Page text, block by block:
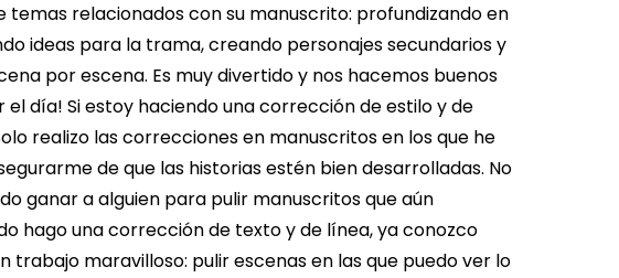
relacionados con su manuscrito: profundizando en
ideas para la trama, creando personajes secundarios y
por escena. Es muy divertido y nos hacemos buenos
el día! Si estoy haciendo una corrección de estilo y de
realizo las correcciones en manuscritos en los que he
de que las historias estén bien desarrolladas. No
ganar a alguien para pulir manuscritos que aún
hago una corrección de texto y de línea, ya conozco
trabajo maravilloso: pulir escenas en las que puedo ver lo